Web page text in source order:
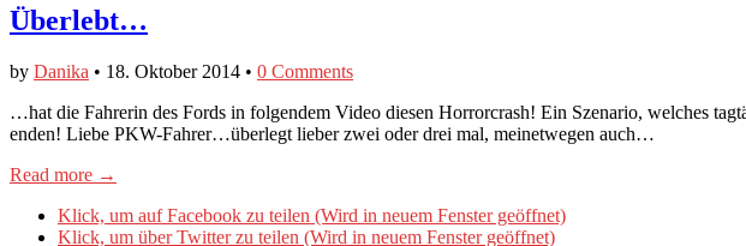
Überlebt…
by Danika • 18. Oktober 2014 • 0 Comments
…hat die Fahrerin des Fords in folgendem Video diesen Horrorcrash! Ein Szenario, welches
enden! Liebe PKW-Fahrer…überlegt lieber zwei oder drei mal, meinetwegen auch…
Read more →
Klick, um auf Facebook zu teilen (Wird in neuem Fenster geöffnet)
Klick, um über Twitter zu teilen (Wird in neuem Fenster geöffnet)